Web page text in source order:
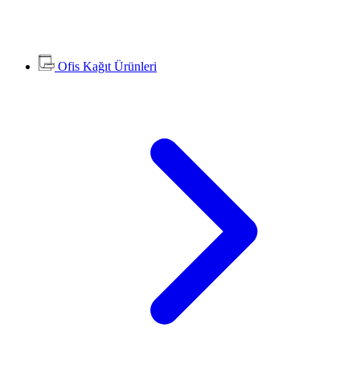
Ofis Kağıt Ürünleri